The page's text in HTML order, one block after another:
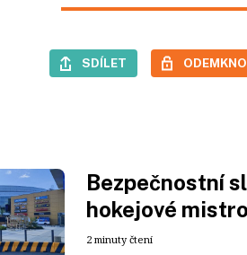
SDÍLET
Bezpečnostní
hokejové
2 minuty čtení